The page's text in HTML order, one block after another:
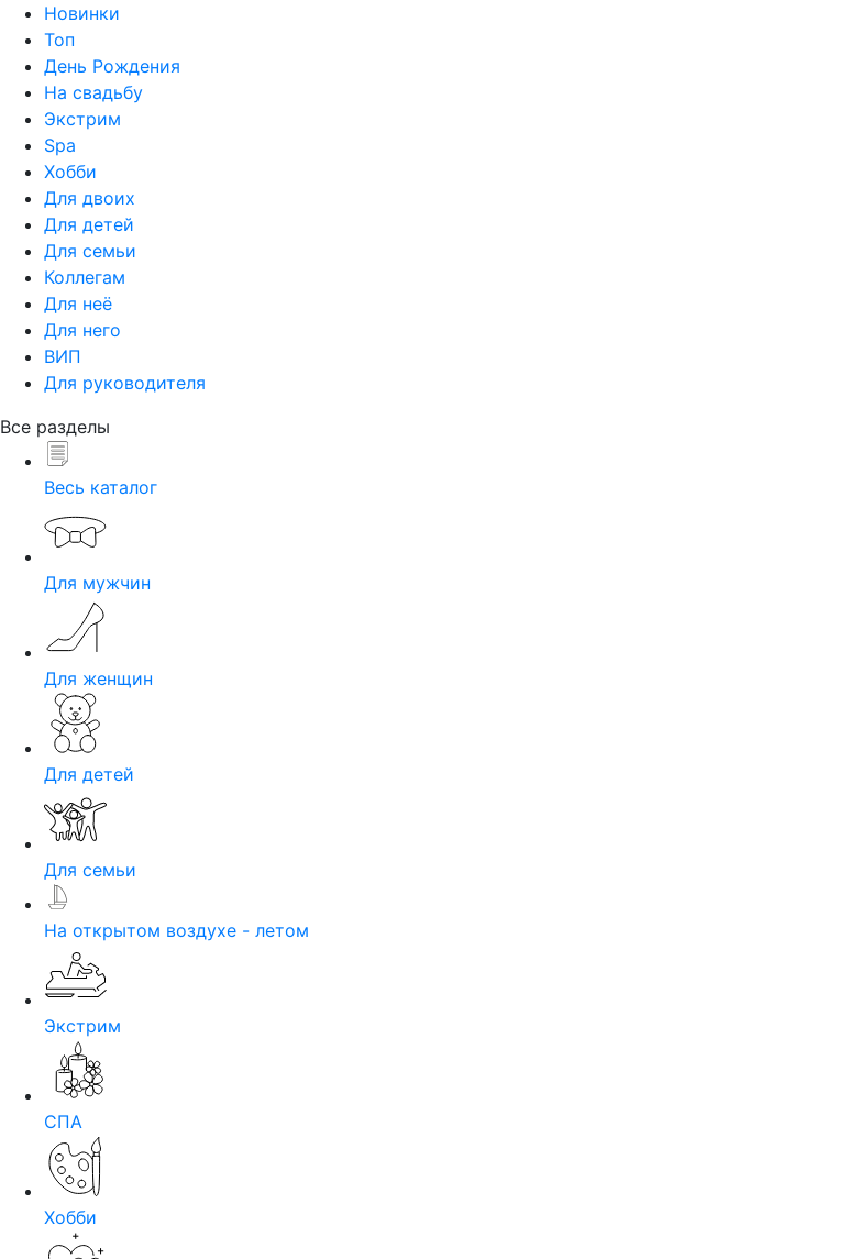
Новинки
Топ
День Рождения
На свадьбу
Экстрим
Spa
Хобби
Для двоих
Для детей
Для семьи
Коллегам
Для неё
Для него
ВИП
Для руководителя
Все разделы
Весь каталог
Для мужчин
Для женщин
Для детей
Для семьи
На открытом воздухе - летом
Экстрим
СПА
Хобби